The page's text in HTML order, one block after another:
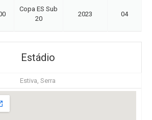
Copa ES Sub
20
2023 04
Estádio
Estiva, Serra